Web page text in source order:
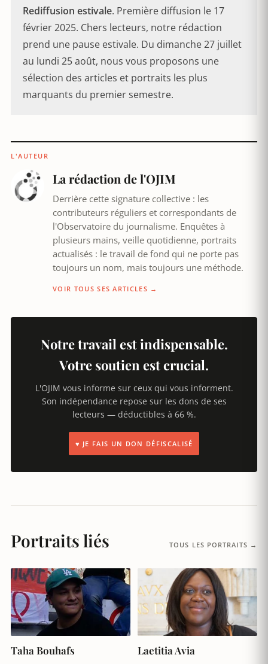
Rediffusion estivale. Première diffusion le 17
février 2025. Chers lecteurs, notre rédaction
prend une pause estivale. Du dimanche 27 juillet
au lundi 25 août, nous vous proposons une
sélection des articles et portraits les plus
marquants du premier semestre.
L'AUTEUR
La rédaction de l'OJIM
Derrière cette signature collective : les
contributeurs réguliers et correspondants de
l'Observatoire du journalisme. Enquêtes à
plusieurs mains, veille quotidienne, portraits
actualisés : le travail de fond qui ne porte pas
toujours un nom, mais toujours une méthode.
VOIR TOUS SES ARTICLES →
Notre travail est indispensable.
Votre soutien est crucial.
L'OJIM vous informe sur ceux qui vous informent.
Son indépendance repose sur les dons de ses
lecteurs — déductibles à 66 %.
♥ JE FAIS UN DON DÉFISCALISÉ
Portraits liés TOUS LES PORTRAITS →
Taha Bouhafs Laetitia Avia